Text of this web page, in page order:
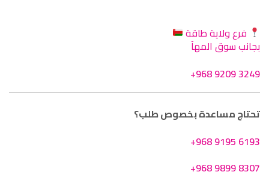
فرع ولاية طاقة
بجانب سوق المهآ
+968 9209 3249
تحتاج مساعدة بخصوص طلب؟
+968 9195 6193
+968 9899 8307